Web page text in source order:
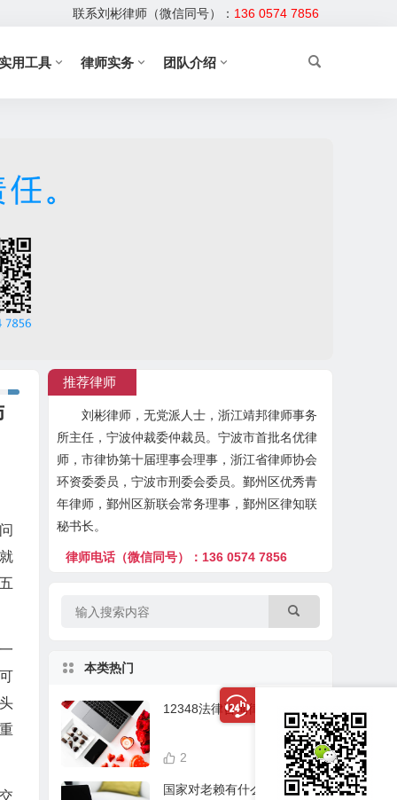
联系刘彬律师（微信同号）： 136 0574 7856
用工具 律师实务 团队介绍
推荐律师
刘彬律师，无党派人士，浙江靖邦律师事务
所主任，宁波仲裁委仲裁员。宁波市首批名优律
师，市律协第十届理事会理事，浙江省律师协会
环资委委员，宁波市刑委会委员。鄞州区优秀青
年律师，鄞州区新联会常务理事，鄞州区律知联
秘书长。
律师电话（微信同号）：136 0574 7856
本类热门
12348法律咨询律师在线
21,628
2
国家对老赖有什么处理？